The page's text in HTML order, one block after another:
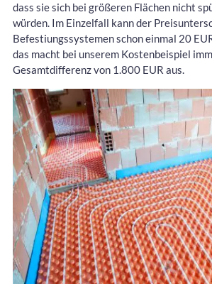
dass sie sich bei größeren Flächen nicht
würden. Im Einzelfall kann der
Befestiungssystemen schon einmal 20
das macht bei unserem Kostenbeispiel
Gesamtdifferenz von 1.800 EUR aus.